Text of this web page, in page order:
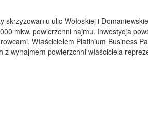
ulic Wołoskiej i
mkw. powierzchni najmu. Inwestycja
Właścicielem Platinium Business
wynajmem powierzchni właściciela